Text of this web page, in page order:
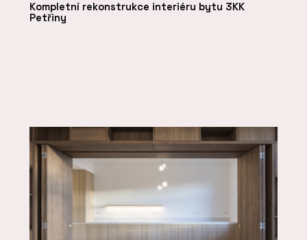
Kompletní rekonstrukce interiéru bytu 3KK
Petřiny